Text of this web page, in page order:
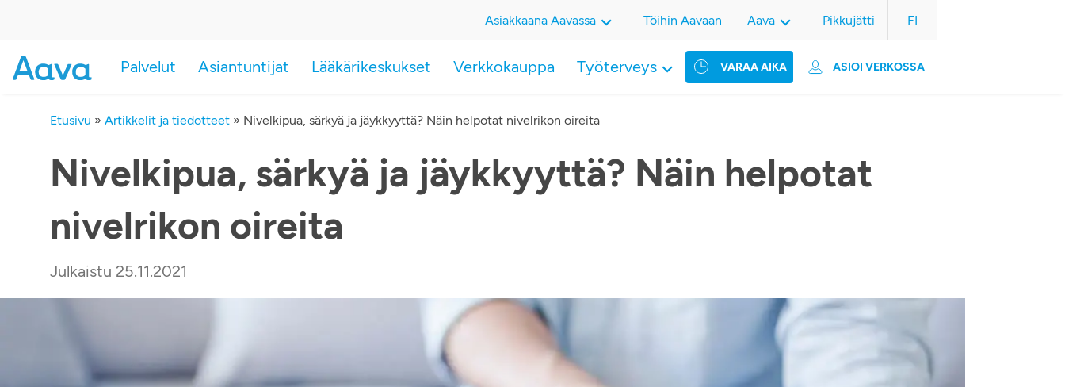
VARAA AIKA ASIOI VERKOSSA
Palvelut Asiantuntijat Lääkärikeskukset Verkkokauppa Työterveys
Asiakkaana Aavassa Töihin Aavaan Aava Pikkujätti FI
Etusivu » Artikkelit ja tiedotteet » Nivelkipua, särkyä ja jäykkyyttä? Näin helpotat nivelrikon oireita
Nivelkipua, särkyä ja jäykkyyttä? Näin helpotat
nivelrikon oireita
Julkaistu 25.11.2021